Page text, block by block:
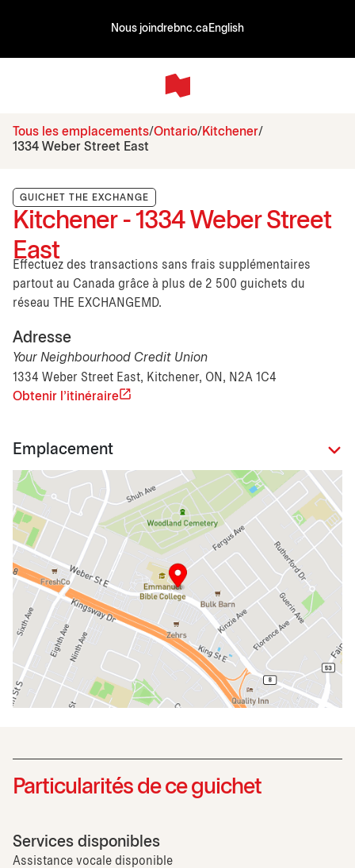
Nous joindrebnc.ca English
Tous les emplacements Ontario Kitchener
1334 Weber Street East
GUICHET THE EXCHANGE
Kitchener - 1334 Weber Street
East
Effectuez des transactions sans frais supplémentaires
partout au Canada grâce à plus de 2 500 guichets du
réseau THE EXCHANGEMD.
Adresse
Your Neighbourhood Credit Union
1334 Weber Street East, Kitchener, ON, N2A 1C4
Obtenir l'itinéraire
Emplacement
Particularités de ce guichet
Services disponibles
Assistance vocale disponible